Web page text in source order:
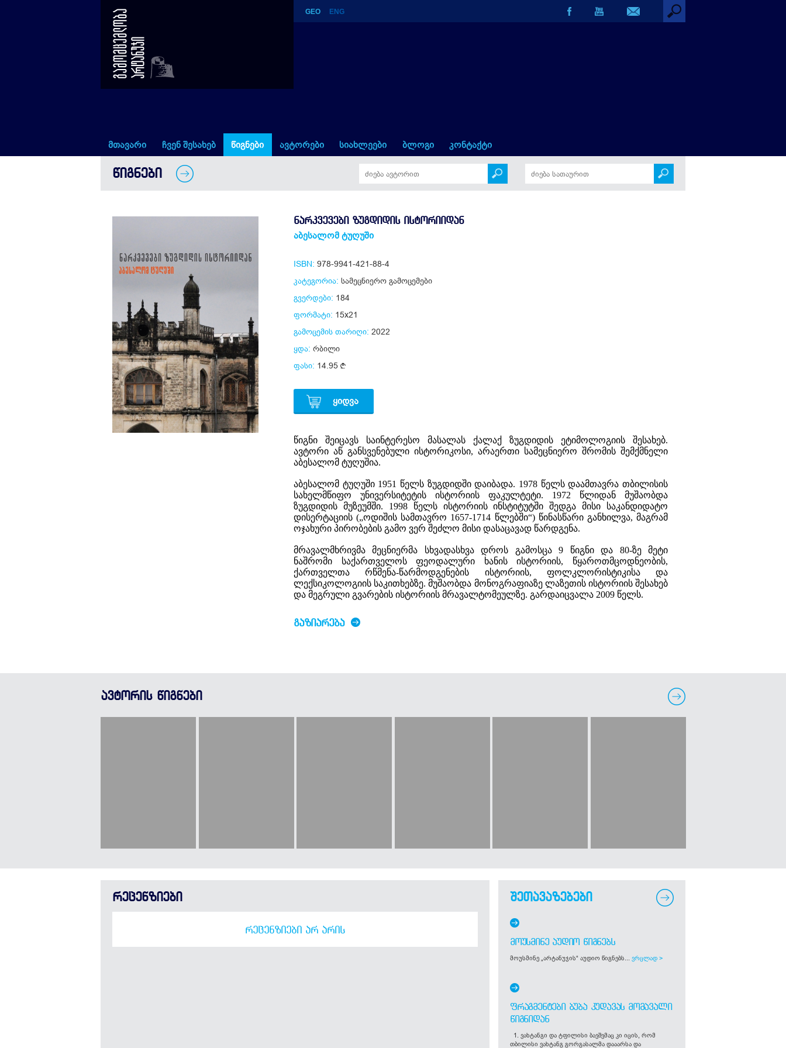
ნარკვევები ზუგდიდის ისტორიიდან
GEO ENG
მთავარი ჩვენ შესახებ წიგნები ავტორები სიახლეები ბლოგი კონტაქტი
ᲬᲘᲒᲜᲔᲑᲘ
ᲜᲐᲠᲙᲕᲔᲕᲔᲑᲘ ᲖᲣᲒᲓᲘᲓᲘᲡ ᲘᲡᲢᲝᲠᲘᲘᲓᲐᲜ
აბესალომ ტუღუში
ISBN: 978-9941-421-88-4
კატეგორია: სამეცნიერო გამოცემები
გვერდები: 184
ფორმატი: 15x21
გამოცემის თარიღი: 2022
ყდა: რბილი
ფასი: 14.95
ᲧᲘᲓᲕᲐ
წიგნი შეიცავს საინტერესო მასალას ქალაქ ზუგდიდის ეტიმოლოგიის შესახებ.
ავტორი აწ განსვენებული ისტორიკოსი, არაერთი სამეცნიერო შრომის შემქმნელი
აბესალომ ტუღუშია.
აბესალომ ტუღუში 1951 წელს ზუგდიდში დაიბადა. 1978 წელს დაამთავრა თბილისის
სახელმწიფო უნივერსიტეტის ისტორიის ფაკულტეტი. 1972 წლიდან მუშაობდა
ზუგდიდის მუზეუმში. 1998 წელს ისტორიის ინსტიტუტში შედგა მისი საკანდიდატო
დისერტაციის („ოდიშის სამთავრო 1657-1714 წლებში“) წინასწარი განხილვა, მაგრამ
ოჯახური პირობების გამო ვერ შეძლო მისი დასაცავად წარდგენა.
მრავალმხრივმა მეცნიერმა სხვადასხვა დროს გამოსცა 9 წიგნი და 80-ზე მეტი
ნაშრომი საქართველოს ფეოდალური ხანის ისტორიის, წყაროთმცოდნეობის,
ქართველთა რწმენა-წარმოდგენების ისტორიის, ფოლკლორისტიკისა და
ლექსიკოლოგიის საკითხებზე. მუშაობდა მონოგრაფიაზე ლაზეთის ისტორიის შესახებ
და მეგრული გვარების ისტორიის მრავალტომეულზე. გარდაიცვალა 2009 წელს.
ᲒᲐᲖᲘᲐᲠᲔᲑᲐ
ავტორის წიგნები
რეცენზიები
ᲠᲔᲪᲔᲜᲖᲘᲔᲑᲘ ᲐᲠ ᲐᲠᲘᲡ
შეთავაზებები
ᲛᲝᲣᲡᲛᲘᲜᲔ ᲐᲣᲓᲘᲝ ᲬᲘᲒᲜᲔᲑᲡ
მოუსმინე „არტანუჯის“ აუდიო წიგნებს... ვრცლად >
ᲤᲠᲐᲒᲛᲔᲜᲢᲔᲑᲘ ᲑᲣᲑᲐ ᲙᲣᲓᲐᲕᲐᲡ ᲛᲝᲛᲐᲕᲐᲚᲘ
ᲬᲘᲒᲜᲘᲓᲐᲜ
1. ვახტანგი და ტფილისი ბავშვმაც კი იცის, რომ
თბილისი ვახტანგ გორგასალმა დააარსა და